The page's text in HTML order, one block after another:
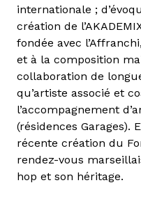
internationale ;
création de
fondée avec
et à la composition
collaboration de
qu’artiste associé et
l’accompagnement
(résidences
récente création du
rendez-vous
hop et son héritage.